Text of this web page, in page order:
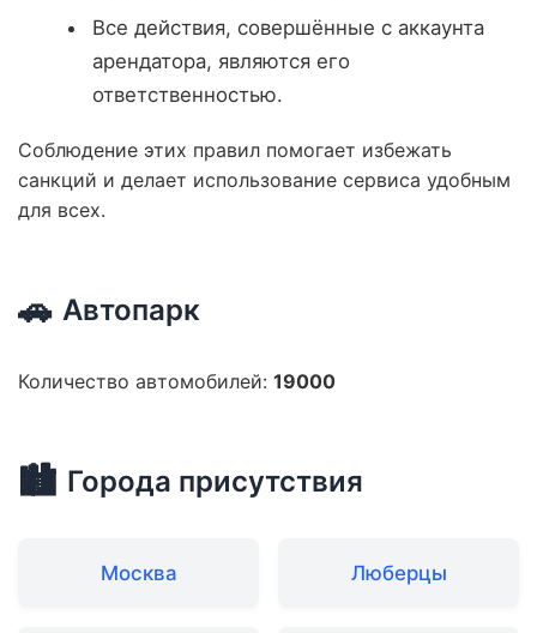
Все действия, совершённые с аккаунта
арендатора, являются его
ответственностью.
Соблюдение этих правил помогает избежать
санкций и делает использование сервиса удобным
для всех.
🚗 Автопарк
Количество автомобилей: 19000
🏙️ Города присутствия
Москва Люберцы